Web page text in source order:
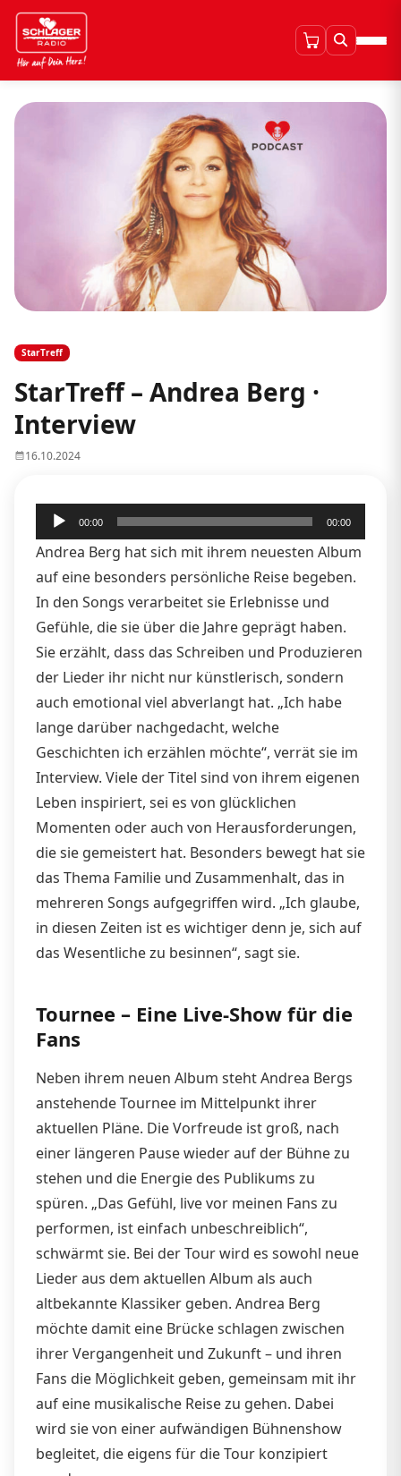
StarTreff
StarTreff – Andrea Berg ·
Interview
16.10.2024
Audio-
Player
00:00 00:00
Andrea Berg hat sich mit ihrem neuesten Album
auf eine besonders persönliche Reise begeben.
In den Songs verarbeitet sie Erlebnisse und
Gefühle, die sie über die Jahre geprägt haben.
Sie erzählt, dass das Schreiben und Produzieren
der Lieder ihr nicht nur künstlerisch, sondern
auch emotional viel abverlangt hat. „Ich habe
lange darüber nachgedacht, welche
Geschichten ich erzählen möchte“, verrät sie im
Interview. Viele der Titel sind von ihrem eigenen
Leben inspiriert, sei es von glücklichen
Momenten oder auch von Herausforderungen,
die sie gemeistert hat. Besonders bewegt hat sie
das Thema Familie und Zusammenhalt, das in
mehreren Songs aufgegriffen wird. „Ich glaube,
in diesen Zeiten ist es wichtiger denn je, sich auf
das Wesentliche zu besinnen“, sagt sie.
Tournee – Eine Live-Show für die
Fans
Neben ihrem neuen Album steht Andrea Bergs
anstehende Tournee im Mittelpunkt ihrer
aktuellen Pläne. Die Vorfreude ist groß, nach
einer längeren Pause wieder auf der Bühne zu
stehen und die Energie des Publikums zu
spüren. „Das Gefühl, live vor meinen Fans zu
performen, ist einfach unbeschreiblich“,
schwärmt sie. Bei der Tour wird es sowohl neue
Lieder aus dem aktuellen Album als auch
altbekannte Klassiker geben. Andrea Berg
möchte damit eine Brücke schlagen zwischen
ihrer Vergangenheit und Zukunft – und ihren
Fans die Möglichkeit geben, gemeinsam mit ihr
auf eine musikalische Reise zu gehen. Dabei
wird sie von einer aufwändigen Bühnenshow
begleitet, die eigens für die Tour konzipiert